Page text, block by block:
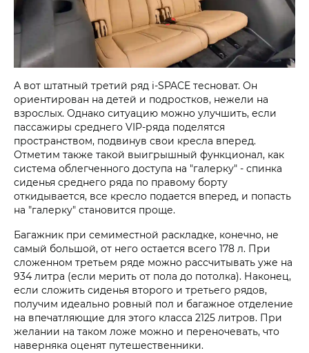
А вот штатный третий ряд i‑SPACE тесноват. Он
ориентирован на детей и подростков, нежели на
взрослых. Однако ситуацию можно улучшить, если
пассажиры среднего VIP-ряда поделятся
пространством, подвинув свои кресла вперед.
Отметим также такой выигрышный функционал, как
система облегченного доступа на "галерку" - спинка
сиденья среднего ряда по правому борту
откидывается, все кресло подается вперед, и попасть
на "галерку" становится проще.
Багажник при семиместной раскладке, конечно, не
самый большой, от него остается всего 178 л. При
сложенном третьем ряде можно рассчитывать уже на
934 литра (если мерить от пола до потолка). Наконец,
если сложить сиденья второго и третьего рядов,
получим идеально ровный пол и багажное отделение
на впечатляющие для этого класса 2125 литров. При
желании на таком ложе можно и переночевать, что
наверняка оценят путешественники.